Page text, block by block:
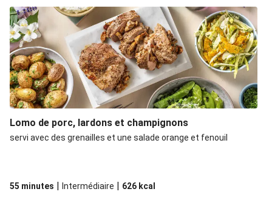
Lomo de porc, lardons et champignons
servi avec des grenailles et une salade orange et fenouil
55 minutes | Intermédiaire | 626 kcal